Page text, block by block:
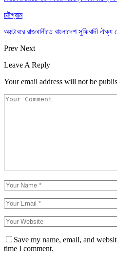
চট্টগ্রাম
অক্টোবরে রাজধানীতে বাংলাদেশ সুফিবাদী ঐক্য
Prev Next
Leave A Reply
Your email address will not be
Save my name, email, and
time I comment.